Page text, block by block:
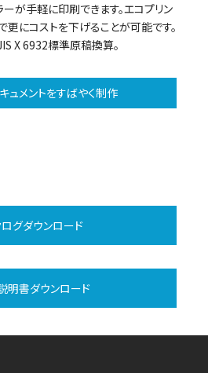
ーが手軽に印刷できます。エコプリン
更にコストを下げることが可能です。
X 6932標準原稿換算。
ュメントをすばやく制作
グダウンロード
明書ダウンロード